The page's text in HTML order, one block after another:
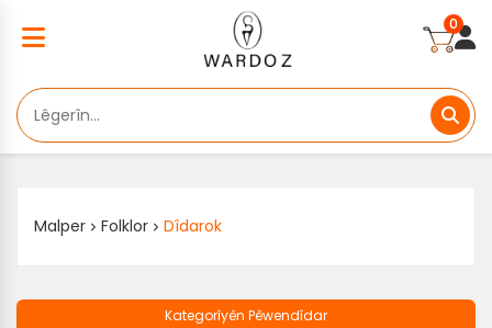
0
Malper Folklor Dîdarok
Kategorîyên Pêwendîdar